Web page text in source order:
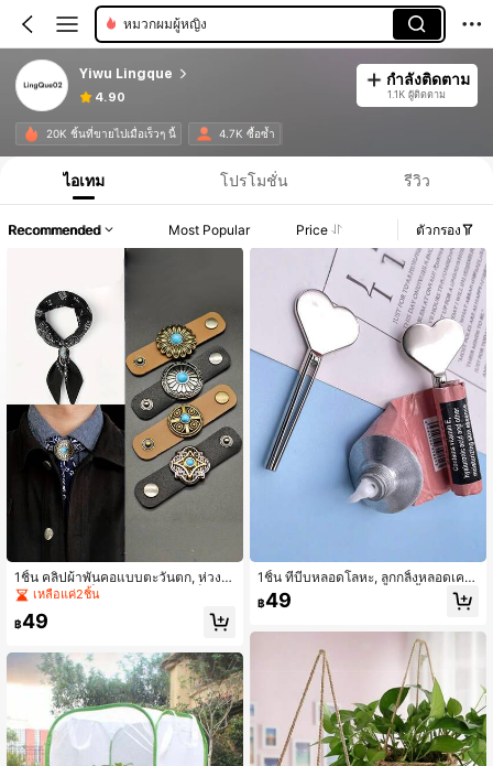
หมวกผมผู้หญิง
Yiwu Lingque
4.90
กำลังติดตาม
1.1K ผู้ติดตาม
20K ชิ้นที่ขายไปเมื่อเร็วๆ นี้ 4.7K ซื้อซ้ำ
ไอเทม โปรโมชั่น รีวิว
Recommended Most Popular Price ตัวกรอง
1ชิ้น คลิปผ้าพันคอแบบตะวันตก, ห่วงผู
กเนคไท, หัวเข็มขัดผ้าพันคอ, ตัวล็อคแ
อนยุคอเนกประสงค์, เหมาะสำหรับเครื่อ
วเข็มขัดแฟชั่น
เหลือแค่2ชิ้น
฿49
1ชิ้น ที่บีบหลอดโลหะ, ลูกกลิ้งหลอดเครื่
องสำอางหลายฟังก์ชัน, ลูกกลิ้งบีบยาสีฟั
น, เหมาะสำหรับครีมบำรุงผิว, โลชั่น, เค
฿49